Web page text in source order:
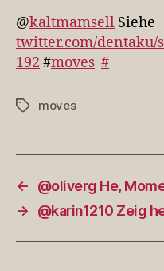
@kaltmamsell Siehe
twitter.com/dentaku/
192 #moves #
Schlagwörter
moves
←
@oliverg He,
→
@karin1210 Zeig